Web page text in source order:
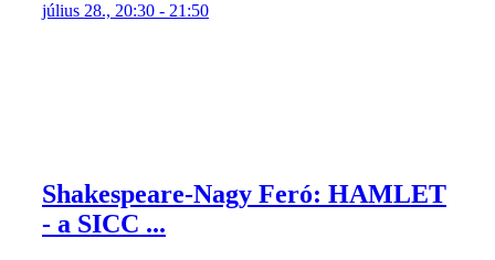
július 28., 20:30 - 21:50
Shakespeare-Nagy Feró: HAMLET
- a SICC ...